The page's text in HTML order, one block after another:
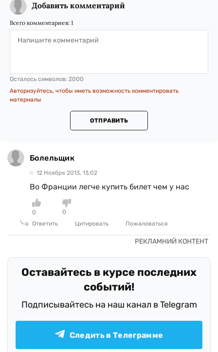
Добавить комментарий
Всего комментариев: 1
Осталось символов: 2000
Авторизуйтесь, чтобы иметь возможность комментировать
материалы
ОТПРАВИТЬ
Болельщик
12 Ноября 2013, 13:02
Во Франции легче купить билет чем у нас
0
0
Ответить
Цитировать Пожаловаться
Оставайтесь в курсе последних
событий!
Подписывайтесь на наш канал в Telegram
Следить в Телеграмме